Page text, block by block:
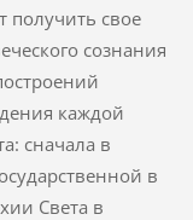
свое
сознания
каждой
сначала в
в
Света в